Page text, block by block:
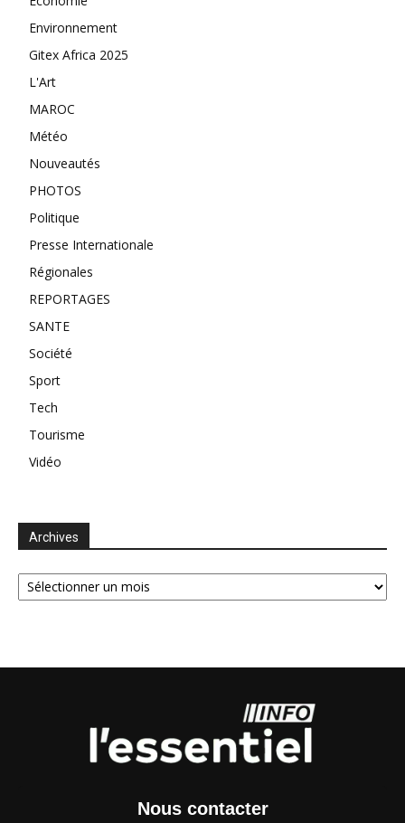
Environnement
Gitex Africa 2025
L'Art
MAROC
Météo
Nouveautés
PHOTOS
Politique
Presse Internationale
Régionales
REPORTAGES
SANTE
Société
Sport
Tech
Tourisme
Vidéo
Archives
Archives
Nous contacter